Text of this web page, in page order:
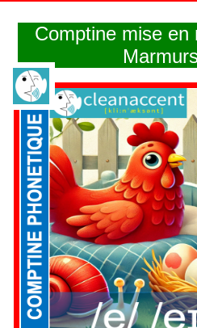
Comptine mise en